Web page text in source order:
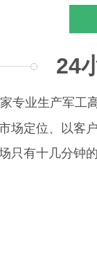
24
专业生产军工
场定位、以客
只有十几分钟